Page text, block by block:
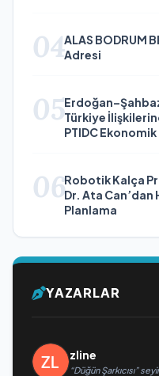
04ALAS BODRUM
Adresi
05Türkiye
PTIDC
06Robotik Kalça
Dr. Ata
Planlama
YAZARLAR
zline
“Düğün Şarkıcısı”